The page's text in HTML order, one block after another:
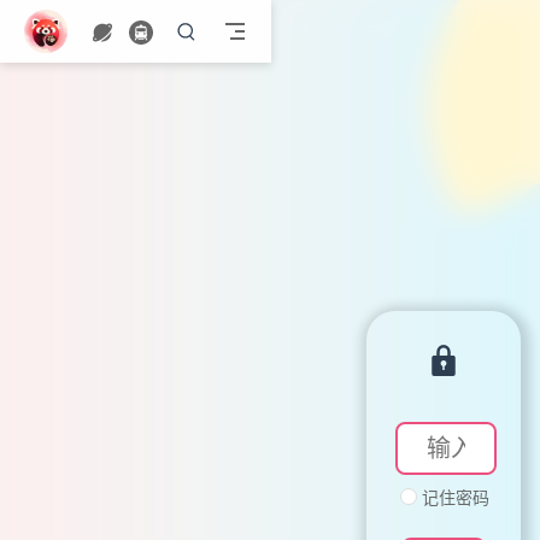
跳至主要內容
记住密码